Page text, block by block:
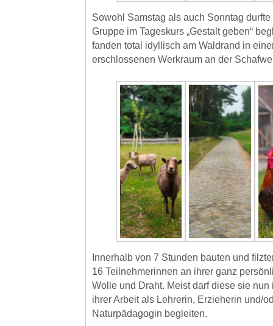
Sowohl Samstag als auch Sonntag
Gruppe im Tageskurs „Gestalt geben“
fanden total idyllisch am Waldrand in
erschlossenen Werkraum an der
Innerhalb von 7 Stunden bauten und
16 Teilnehmerinnen an ihrer ganz
Wolle und Draht. Meist darf diese sie nun
ihrer Arbeit als Lehrerin, Erzieherin und/
Naturpädagogin begleiten.